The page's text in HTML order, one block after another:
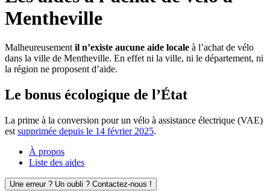
Mentheville
Malheureusement il n’existe aucune aide locale à l’achat de vélo
dans la ville de Mentheville. En effet ni la ville, ni le département, ni
la région ne proposent d’aide.
Le bonus écologique de l’État
La prime à la conversion pour un vélo à assistance électrique (VAE)
est supprimée depuis le 14 février 2025.
À propos
Liste des aides
Une erreur ? Un oubli ? Contactez-nous !